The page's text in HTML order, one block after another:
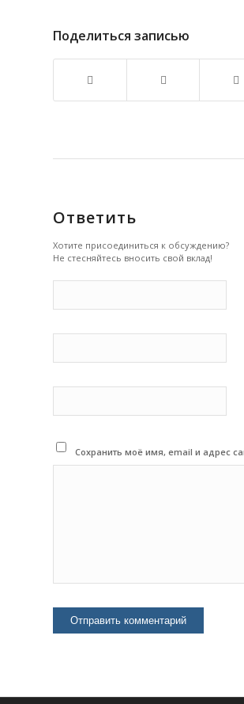
Поделиться записью
Ответить
Хотите присоединиться к обсуждению?
Не стесняйтесь вносить свой вклад!
Сохранить моё имя, email и адрес